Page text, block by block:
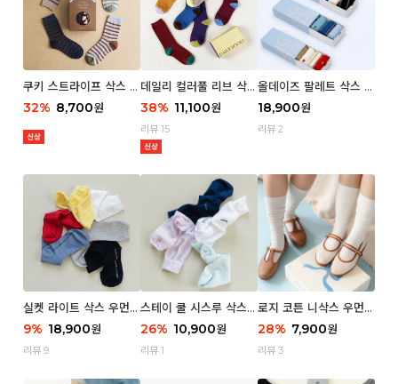
쿠키 스트라이프 삭스 우
먼 2P
32% 8,700원
데일리 컬러풀 리브 삭스
우먼 3P 세트
38% 11,100원
리뷰 15
올데이즈 팔레트 삭스 우
먼 5P
18,900원
리뷰 2
실켓 라이트 삭스 우먼 3
P
9% 18,900원
리뷰 9
스테이 쿨 시스루 삭스
우먼 2P
26% 10,900원
리뷰 1
로지 코튼 니삭스 우먼 1
P
28% 7,900원
리뷰 3